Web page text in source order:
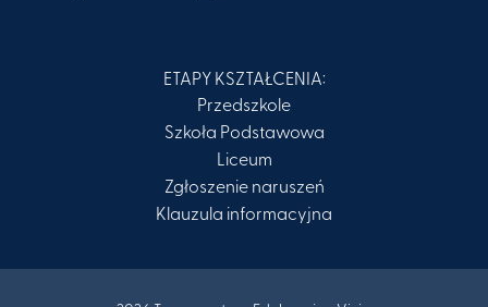
ETAPY KSZTAŁCENIA:
Przedszkole
Szkoła Podstawowa
Liceum
Zgłoszenie naruszeń
Klauzula informacyjna